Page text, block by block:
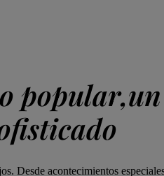
popular,un
Desde acontecimientos